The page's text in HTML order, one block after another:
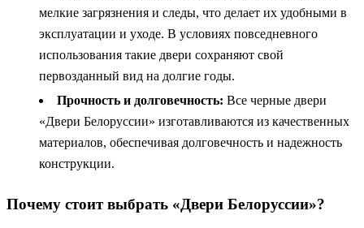
мелкие загрязнения и следы, что делает их удобными в
эксплуатации и уходе. В условиях повседневного
использования такие двери сохраняют свой
первозданный вид на долгие годы.
Прочность и долговечность: Все черные двери
«Двери Белоруссии» изготавливаются из качественных
материалов, обеспечивая долговечность и надежность
конструкции.
Почему стоит выбрать «Двери Белоруссии»?